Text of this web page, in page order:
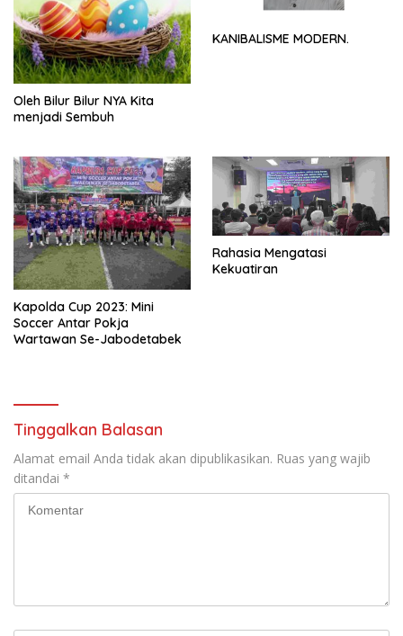
Oleh Bilur Bilur NYA Kita
menjadi Sembuh
KANIBALISME MODERN.
Kapolda Cup 2023: Mini
Soccer Antar Pokja
Wartawan Se-Jabodetabek
Rahasia Mengatasi
Kekuatiran
Tinggalkan Balasan
Alamat email Anda tidak akan dipublikasikan. Ruas yang wajib
ditandai *